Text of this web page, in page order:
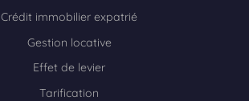
Crédit immobilier expatrié
Gestion locative
Effet de levier
Tarification